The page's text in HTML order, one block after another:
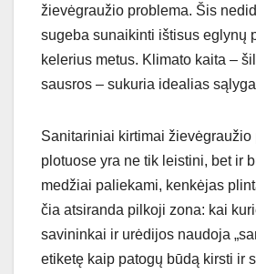
žievėgraužio problema. Šis
sugeba sunaikinti ištisus eglynų
kelerius metus. Klimato kaita –
sausros – sukuria idealias
Sanitariniai kirtimai žievėgraužio
plotuose yra ne tik leistini, bet ir
medžiai paliekami, kenkėjas
čia atsiranda pilkoji zona: kai
savininkai ir urėdijos naudoja
etiketę kaip patogų būdą kirsti ir